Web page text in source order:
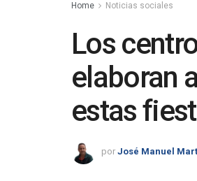
Home Noticias sociales
Los
elaboran
estas
por José Manuel